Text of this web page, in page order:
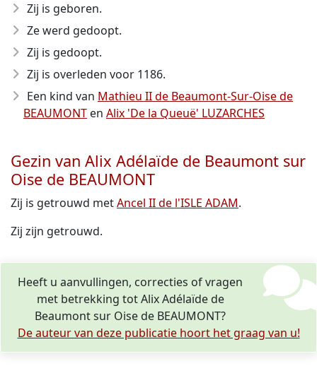
Zij is geboren.
Ze werd gedoopt.
Zij is gedoopt.
Zij is overleden voor 1186.
Een kind van Mathieu II de Beaumont-Sur-Oise de
BEAUMONT en Alix 'De la Queuë' LUZARCHES
Gezin van Alix Adélaïde de Beaumont sur
Oise de BEAUMONT
Zij is getrouwd metAncel II de l'ISLE ADAM.
Zij zijn getrouwd.
Heeft u aanvullingen, correcties of vragen
met betrekking tot Alix Adélaïde de
Beaumont sur Oise de BEAUMONT?
De auteur van deze publicatie hoort het graag van u!